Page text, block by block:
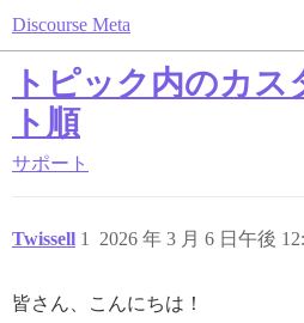
Discourse Meta
トピック内のカ
ト順
サポート
Twissell 2026 年 3 月 6 日午後
1
皆さん、こんにちは！